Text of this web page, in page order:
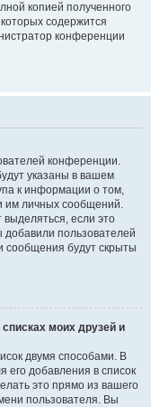
копией полученного
содержится
конференции
конференции.
указаны в вашем
к информации о том,
им личных сообщений.
если это
пользователей
сообщения будут скрыты
моих друзей и
двумя способами. В
его добавления в список
это прямо из вашего
пользователя. Вы